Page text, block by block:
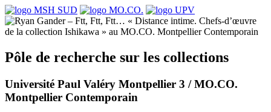
Pôle de recherche sur les collections
Université Paul Valéry Montpellier 3 / MO.CO.
Montpellier Contemporain